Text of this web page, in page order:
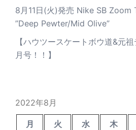
8月11日(火)発売 Nike SB Zoom
”Deep Pewter/Mid Olive”
【ハウツースケートボウ道&元
月号！！】
2022年8月
月 火 水 木